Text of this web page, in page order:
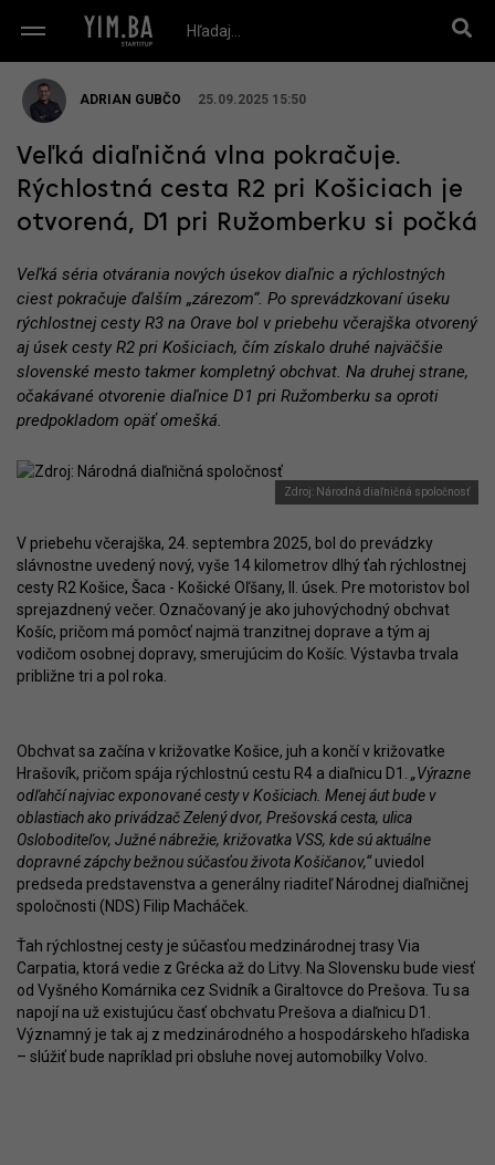
ADRIAN GUBČO 25.09.2025 15:50
Veľká diaľničná vlna pokračuje.
Rýchlostná cesta R2 pri Košiciach je
otvorená, D1 pri Ružomberku si počká
Veľká séria otvárania nových úsekov diaľnic a rýchlostných
ciest pokračuje ďalším „zárezom“. Po sprevádzkovaní úseku
rýchlostnej cesty R3 na Orave bol v priebehu včerajška otvorený
aj úsek cesty R2 pri Košiciach, čím získalo druhé najväčšie
slovenské mesto takmer kompletný obchvat. Na druhej strane,
očakávané otvorenie diaľnice D1 pri Ružomberku sa oproti
predpokladom opäť omešká.
Zdroj: Národná diaľničná spoločnosť
V priebehu včerajška, 24. septembra 2025, bol do prevádzky
slávnostne uvedený nový, vyše 14 kilometrov dlhý ťah rýchlostnej
cesty R2 Košice, Šaca - Košické Oľšany, II. úsek. Pre motoristov bol
sprejazdnený večer. Označovaný je ako juhovýchodný obchvat
Košíc, pričom má pomôcť najmä tranzitnej doprave a tým aj
vodičom osobnej dopravy, smerujúcim do Košíc. Výstavba trvala
približne tri a pol roka.
Obchvat sa začína v križovatke Košice, juh a končí v križovatke
Hrašovík, pričom spája rýchlostnú cestu R4 a diaľnicu D1. „Výrazne
odľahčí najviac exponované cesty v Košiciach. Menej áut bude v
oblastiach ako privádzač Zelený dvor, Prešovská cesta, ulica
Osloboditeľov, Južné nábrežie, križovatka VSS, kde sú aktuálne
dopravné zápchy bežnou súčasťou života Košičanov,“uviedol
predseda predstavenstva a generálny riaditeľ Národnej diaľničnej
spoločnosti (NDS) Filip Macháček.
Ťah rýchlostnej cesty je súčasťou medzinárodnej trasy Via
Carpatia, ktorá vedie z Grécka až do Litvy. Na Slovensku bude viesť
od Vyšného Komárnika cez Svidník a Giraltovce do Prešova. Tu sa
napojí na už existujúcu časť obchvatu Prešova a diaľnicu D1.
Významný je tak aj z medzinárodného a hospodárskeho hľadiska
– slúžiť bude napríklad pri obsluhe novej automobilky Volvo.